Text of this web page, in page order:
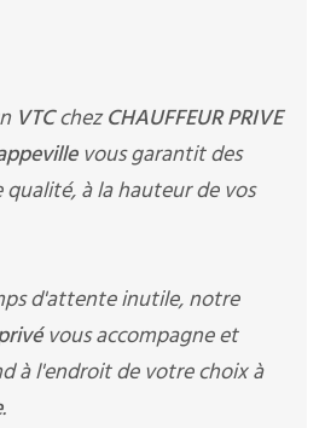
VTCchezCHAUFFEUR PRIVE
vous garantit des
qualité, à la hauteur de vos
d'attente inutile, notre
vous accompagne et
à l'endroit de votre choix à
.